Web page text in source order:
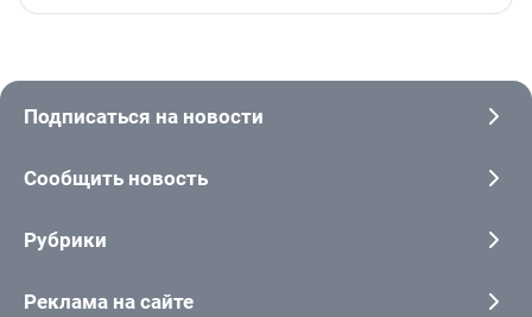
Подписаться на новости
Сообщить новость
Рубрики
Реклама на сайте